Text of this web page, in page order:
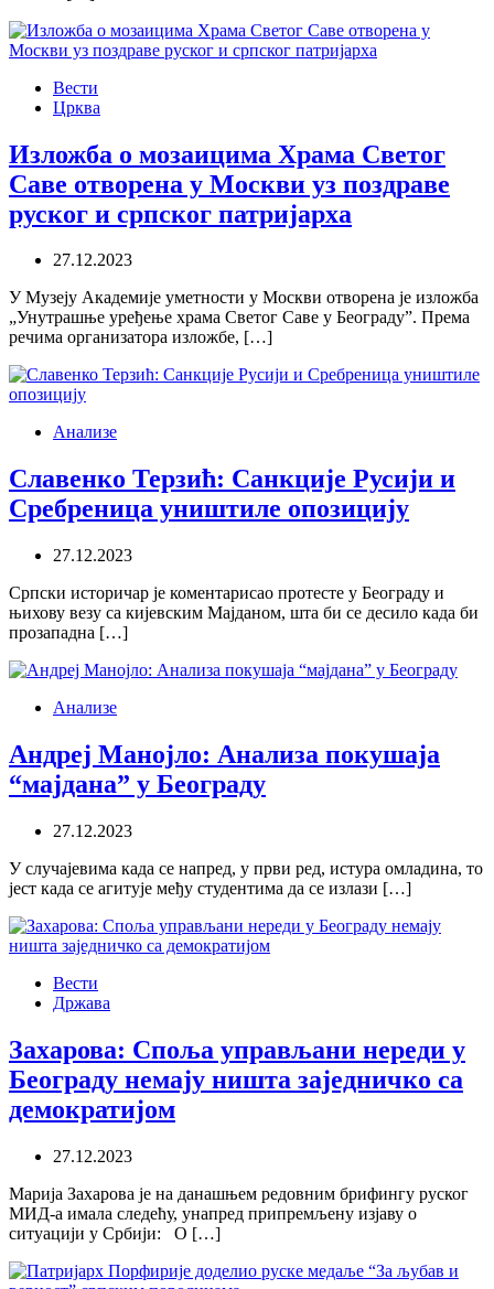
Вести
Црква
Изложба о мозаицима Храма Светог
Саве отворена у Москви уз поздраве
руског и српског патријарха
27.12.2023
У Музеју Академије уметности у Москви отворена је изложба
„Унутрашње уређење храма Светог Саве у Београду”. Према
речима организатора изложбе, […]
Анализе
Славенко Терзић: Санкције Русији и
Сребреница уништиле опозицију
27.12.2023
Српски историчар је коментарисао протесте у Београду и
њихову везу са кијевским Мајданом, шта би се десило када би
прозападна […]
Анализе
Андреј Манојло: Анализа покушаја
“мајдана” у Београду
27.12.2023
У случајевима када се напред, у први ред, истура омладина, то
јест када се агитује међу студентима да се излази […]
Вести
Држава
Захарова: Споља управљани нереди у
Београду немају ништа заједничко са
демократијом
27.12.2023
Марија Захарова је на данашњем редовним брифингу руског
МИД-а имала следећу, унапред припремљену изјаву о
ситуацији у Србији: О […]